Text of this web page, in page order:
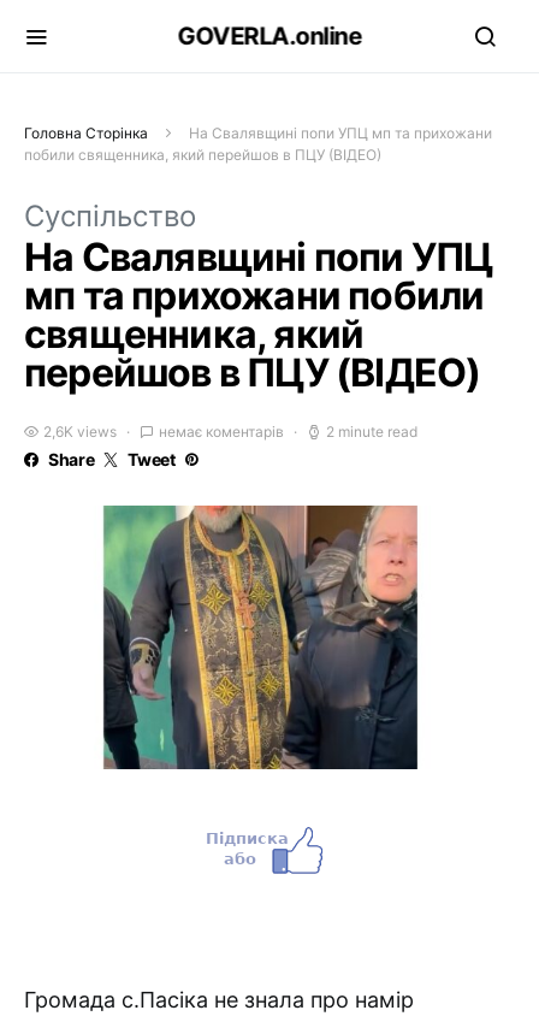
GOVERLA.online
Головна Сторінка
На Свалявщині попи УПЦ мп та прихожани
побили священника, який перейшов в ПЦУ (ВІДЕО)
Суспільство
На Свалявщині попи УПЦ
мп та прихожани побили
священника, який
перейшов в ПЦУ (ВІДЕО)
2,6K views немає коментарів 2 minute read
Share Tweet
Громада с.Пасіка не знала про намір